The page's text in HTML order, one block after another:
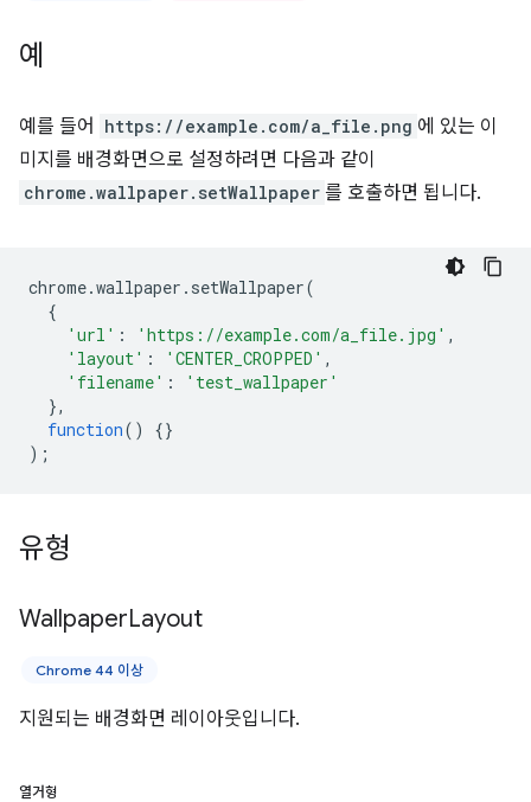
예
예를 들어 https://example.com/a_file.png 에 있는 이
미지를 배경화면으로 설정하려면 다음과 같이
chrome.wallpaper.setWallpaper 를 호출하면 됩니다.
chrome.wallpaper . setWallpaper(
{
'url' : 'https://example.com/a_file.jpg' ,
'layout' : 'CENTER_CROPPED' ,
'filename' :
'test_wallpaper'
},
function()
{}
);
유형
WallpaperLayout
Chrome 44 이상
지원되는 배경화면 레이아웃입니다.
열거형